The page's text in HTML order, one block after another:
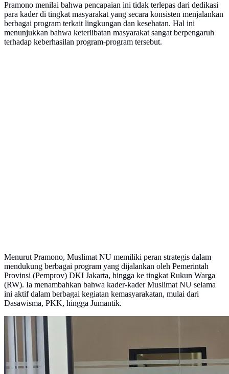
Pramono menilai bahwa pencapaian ini tidak terlepas dari dedikasi
para kader di tingkat masyarakat yang secara konsisten menjalankan
berbagai program terkait lingkungan dan kesehatan. Hal ini
menunjukkan bahwa keterlibatan masyarakat sangat berpengaruh
terhadap keberhasilan program-program tersebut.
Menurut Pramono, Muslimat NU memiliki peran strategis dalam
mendukung berbagai program yang dijalankan oleh Pemerintah
Provinsi (Pemprov) DKI Jakarta, hingga ke tingkat Rukun Warga
(RW). Ia menambahkan bahwa kader-kader Muslimat NU selama
ini aktif dalam berbagai kegiatan kemasyarakatan, mulai dari
Dasawisma, PKK, hingga Jumantik.